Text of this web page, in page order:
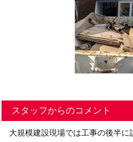
スタッフからのコメント
大規模建設現場では工事の後半に